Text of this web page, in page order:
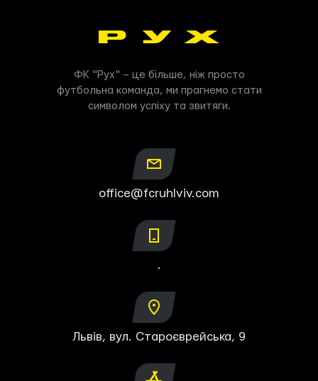
ФК "Рух" – це більше, ніж просто
футбольна команда, ми прагнемо стати
символом успіху та звитяги.
office@fcruhlviv.com
.
Львів, вул. Староєврейська, 9